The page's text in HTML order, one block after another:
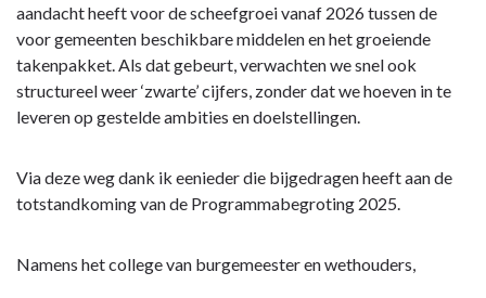
aandacht heeft voor de scheefgroei vanaf 2026 tussen de
voor gemeenten beschikbare middelen en het groeiende
takenpakket. Als dat gebeurt, verwachten we snel ook
structureel weer ‘zwarte’ cijfers, zonder dat we hoeven in te
leveren op gestelde ambities en doelstellingen.
Via deze weg dank ik eenieder die bijgedragen heeft aan de
totstandkoming van de Programmabegroting 2025.
Namens het college van burgemeester en wethouders,